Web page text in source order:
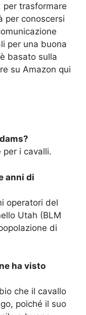
per trasformare
per conoscersi
per una buona
basato sulla
su Amazon qui
per i cavalli.
anni di
operatori del
Utah (BLM
di
ha visto
che il cavallo
poiché il suo